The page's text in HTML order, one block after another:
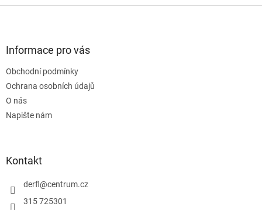
l
Informace pro vás
Obchodní podmínky
Ochrana osobních údajů
O nás
Napište nám
Kontakt
derfl@centrum.cz
315 725301